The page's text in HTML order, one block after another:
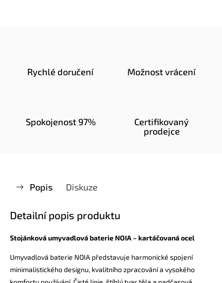
Rychlé doručení Možnost vrácení
Spokojenost 97%
Certifikovaný
prodejce
Popis Diskuze
Detailní popis produktu
Stojánková umyvadlová baterie NOIA – kartáčovaná ocel
Umyvadlová baterie NOIA představuje harmonické spojení
minimalistického designu, kvalitního zpracování a vysokého